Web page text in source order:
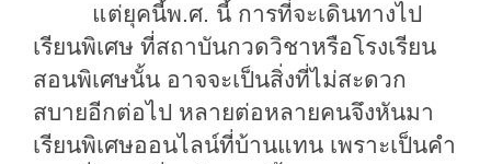
แต่ยุคนี้พ.ศ. นี้ การที่จะเดินทางไป
เรียนพิเศษ ที่สถาบันกวดวิชาหรือโรงเรียน
สอนพิเศษนั้น อาจจะเป็นสิ่งที่ไม่สะดวก
สบายอีกต่อไป หลายต่อหลายคนจึงหันมา
เรียนพิเศษออนไลน์ที่บ้านแทน เพราะเป็นคำ